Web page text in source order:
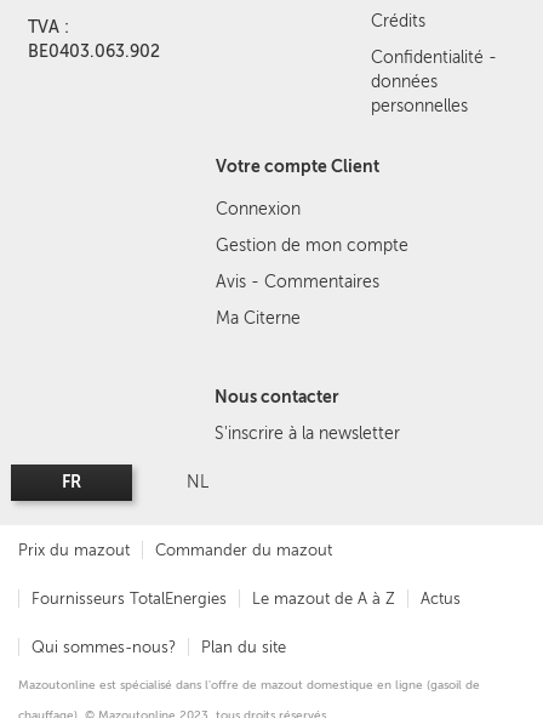
TVA :
BE0403.063.902
Crédits
Confidentialité -
données
personnelles
Votre compte Client
Connexion
Gestion de mon compte
Avis - Commentaires
Ma Citerne
Nous contacter
S'inscrire à la newsletter
FR NL
Prix du mazout Commander du mazout
Fournisseurs TotalEnergies Le mazout de A à Z Actus
Qui sommes-nous? Plan du site
Mazoutonline est spécialisé dans l'offre de mazout domestique en ligne (gasoil de